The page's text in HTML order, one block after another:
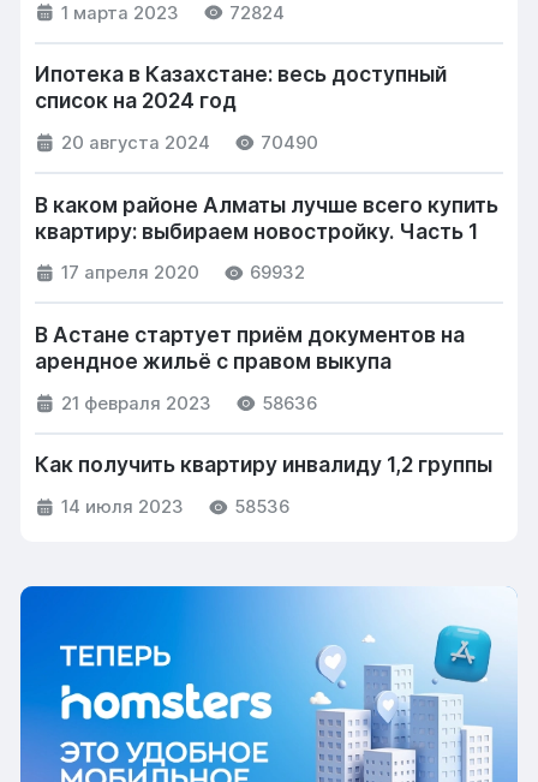
1 марта 2023 72824
Ипотека в Казахстане: весь доступный
список на 2024 год
20 августа 2024 70490
В каком районе Алматы лучше всего купить
квартиру: выбираем новостройку. Часть 1
17 апреля 2020 69932
В Астане стартует приём документов на
арендное жильё с правом выкупа
21 февраля 2023 58636
Как получить квартиру инвалиду 1,2 группы
14 июля 2023 58536